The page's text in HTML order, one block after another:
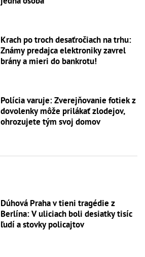
Krach po troch desaťročiach na trhu:
Známy predajca elektroniky zavrel
brány a mieri do bankrotu!
Polícia varuje: Zverejňovanie fotiek z
dovolenky môže prilákať zlodejov,
ohrozujete tým svoj domov
Dúhová Praha v tieni tragédie z
Berlína: V uliciach boli desiatky tisíc
ľudí a stovky policajtov